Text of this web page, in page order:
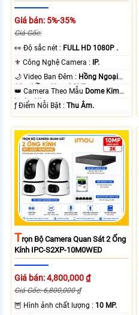
Giá bán: 5%-35%
Giá Gốc:
️👀 Độ sắc nét : FULL HD 1080P .
⚜️ Công Nghệ Camera :
IP.
🌙 Video Ban Đêm : Hồng Ngoại
10m Hồng Ngoại SMD.
👑 Camera Theo Mẫu Dome Kim
loại + Nhựa.
️ƒ Điểm Nỗi Bật :Thu Âm.
TRọn Bộ Camera Quan Sát 2 Ống
Kính IPC-S2XP-10M0WED
Giá bán: 4,800,000 ₫
Giá Gốc: 6,800,000 ₫
🦉 Hình ảnh chất lượng : 10 MP.